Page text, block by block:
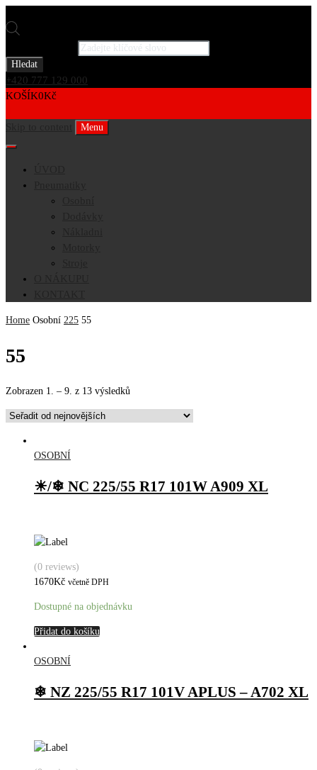
Hledat
+420 777 129 000
KOŠÍK0Kč
Menu
Home Osobní 225 55
55
Zobrazen 1. – 9. z 13 výsledků
OSOBNÍ
☀/❄ NC 225/55 R17 101W A909 XL
(0 reviews)
1670Kč včetně DPH
Dostupné na objednávku
Přidat do košíku
OSOBNÍ
❄ NZ 225/55 R17 101V APLUS – A702 XL